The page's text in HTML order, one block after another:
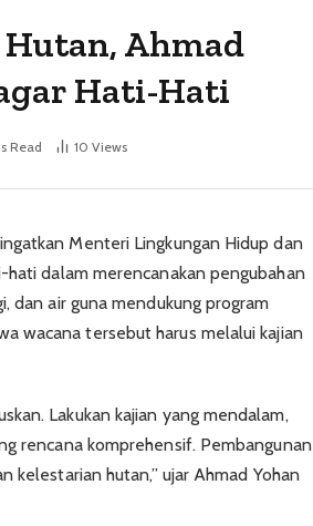
Hutan, Ahmad
Hati-Hati
Read 10 Views
Menteri Lingkungan Hidup dan
dalam merencanakan pengubahan
dan air guna mendukung program
wacana tersebut harus melalui kajian
Lakukan kajian yang mendalam,
rencana komprehensif. Pembangunan
kelestarian hutan,” ujar Ahmad Yohan